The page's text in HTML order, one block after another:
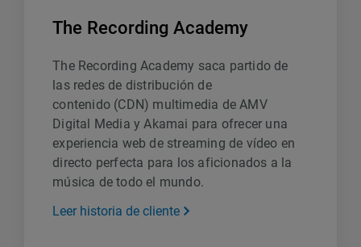
The Recording Academy
The Recording Academy saca partido de
las redes de distribución de
contenido (CDN) multimedia de AMV
Digital Media y Akamai para ofrecer una
experiencia web de streaming de vídeo en
directo perfecta para los aficionados a la
música de todo el mundo.
Leer historia de cliente